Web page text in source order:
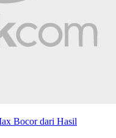
Bocor dari Hasil